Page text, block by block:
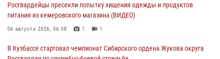
Росгвардейцы пресекли попытку хищения одежды и продуктов
питания из кемеровского магазина (ВИДЕО)
06 августа 2026, 06:08 1 1
В Кузбассе стартовал чемпионат Сибирского ордена Жукова округа